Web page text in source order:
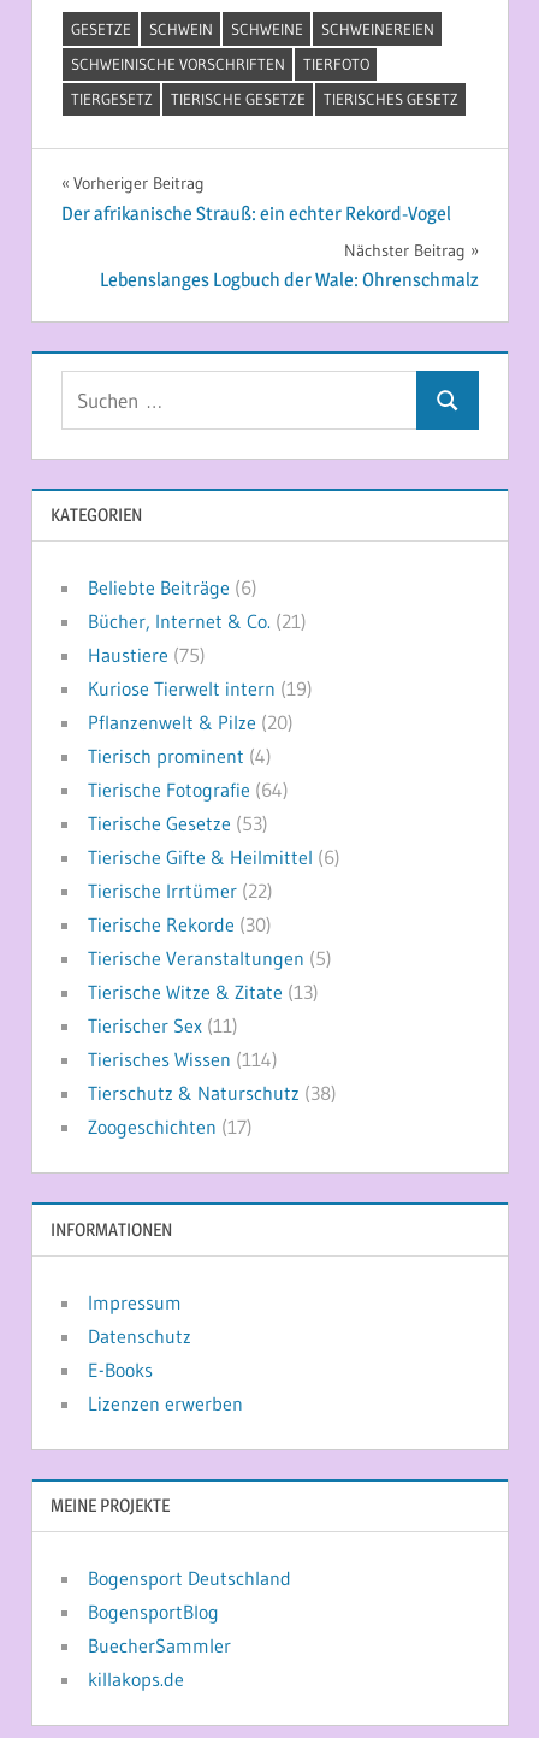
GESETZE SCHWEIN SCHWEINE
SCHWEINEREIEN
SCHWEINISCHE VORSCHRIFTEN
TIERFOTO
TIERGESETZ
TIERISCHE GESETZE TIERISCHES GESETZ
Beitragsnavigation
Vorheriger Beitrag
Der afrikanische Strauß: ein echter Rekord-Vogel
Nächster Beitrag
Lebenslanges Logbuch der Wale: Ohrenschmalz
Suchen
KATEGORIEN
Beliebte Beiträge (6)
Bücher, Internet & Co. (21)
Haustiere (75)
Kuriose Tierwelt intern (19)
Pflanzenwelt & Pilze (20)
Tierisch prominent (4)
Tierische Fotografie (64)
Tierische Gesetze (53)
Tierische Gifte & Heilmittel (6)
Tierische Irrtümer(22)
Tierische Rekorde (30)
Tierische Veranstaltungen (5)
Tierische Witze & Zitate (13)
Tierischer Sex(11)
Tierisches Wissen (114)
Tierschutz & Naturschutz (38)
Zoogeschichten (17)
INFORMATIONEN
Impressum
Datenschutz
E-Books
Lizenzen erwerben
MEINE PROJEKTE
Bogensport Deutschland
BogensportBlog
BuecherSammler
killakops.de